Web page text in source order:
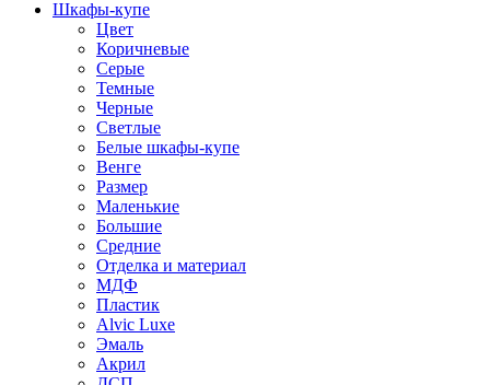
Шкафы-купе
Цвет
Коричневые
Серые
Темные
Черные
Светлые
Белые шкафы-купе
Венге
Размер
Маленькие
Большие
Средние
Отделка и материал
МДФ
Пластик
Alvic Luxe
Эмаль
Акрил